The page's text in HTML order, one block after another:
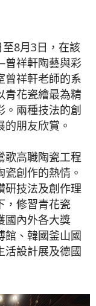
8月3日，在該
祥軒陶藝與彩
曾祥軒老師的系
青花瓷繪最為精
。兩種技法的創
朋友欣賞。
歌高職陶瓷工程
創作的熱情。
研技法及創作理
，修習青花瓷
國內外各大獎
館、韓國釜山國
活設計展及德國